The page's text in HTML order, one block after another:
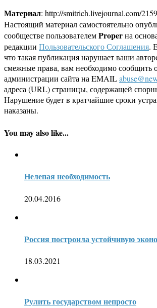
Материал: http://smitrich.livejournal.com/
Настоящий материал самостоятельно
сообществе пользователемProperна
редакции Пользовательского Соглашения.
что такая публикация нарушает ваши
смежные права, вам необходимо сообщить
администрации сайта на EMAIL
адреса (URL) страницы, содержащей
Нарушение будет в кратчайшие сроки
наказаны.
You may also like...
Нелепая необходимость
20.04.2016
Россия построила устойчивую
18.03.2021
Рулить государством непросто